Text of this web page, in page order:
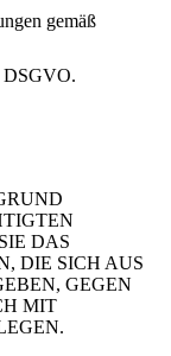
gemäß
DSGVO.
DAS
DIE SICH AUS
GEGEN
MIT